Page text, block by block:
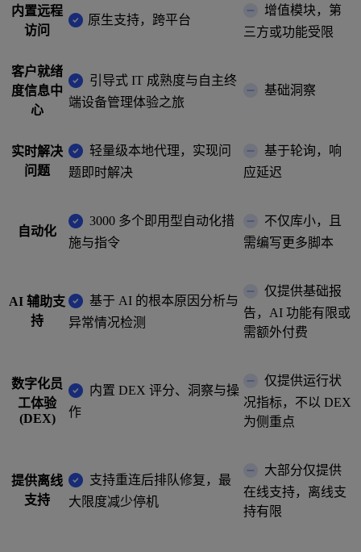
内置远程
访问
原生支持，跨平台
增值模块，第
三方或功能受限
客户就绪
度信息中
心
引导式 IT 成熟度与自主终
端设备管理体验之旅
基础洞察
实时解决
问题
轻量级本地代理，实现问
题即时解决
基于轮询，响
应延迟
自动化
3000 多个即用型自动化措
施与指令
不仅库小，且
需编写更多脚本
AI 辅助支
持
基于 AI 的根本原因分析与
异常情况检测
仅提供基础报
告，AI 功能有限或
需额外付费
数字化员
工体验
(DEX)
内置 DEX 评分、洞察与操
作
仅提供运行状
况指标，不以 DEX
为侧重点
提供离线
支持
支持重连后排队修复，最
大限度减少停机
大部分仅提供
在线支持，离线支
持有限